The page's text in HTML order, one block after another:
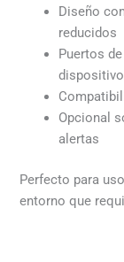
Diseño
reducidos
Puertos
Opcional
alertas
Perfecto para
entorno que